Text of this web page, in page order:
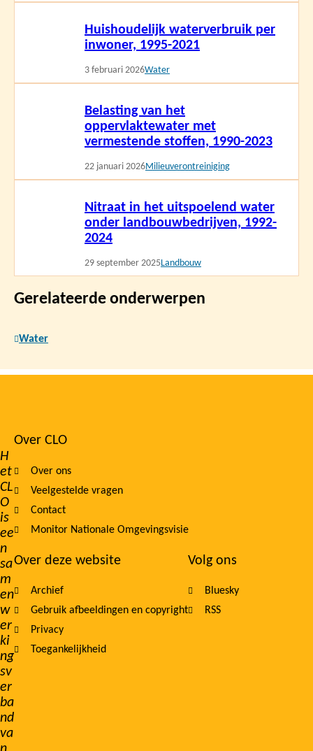
Huishoudelijk waterverbruik per
inwoner, 1995-2021
3 februari 2026Water
Belasting van het
oppervlaktewater met
vermestende stoffen, 1990-2023
22 januari 2026Milieuverontreiniging
Nitraat in het uitspoelend water
onder landbouwbedrijven, 1992-
2024
29 september 2025Landbouw
Gerelateerde onderwerpen
Water
H
et
CL
O
is
ee
n
sa
m
en
w
er
ki
ng
sv
er
ba
nd
va
Footer
navigation
Over CLO
Over ons
Veelgestelde vragen
Contact
Monitor Nationale Omgevingsvisie
Over deze website
Archief
Gebruik afbeeldingen en copyright
Privacy
Toegankelijkheid
Volg ons
Bluesky
RSS